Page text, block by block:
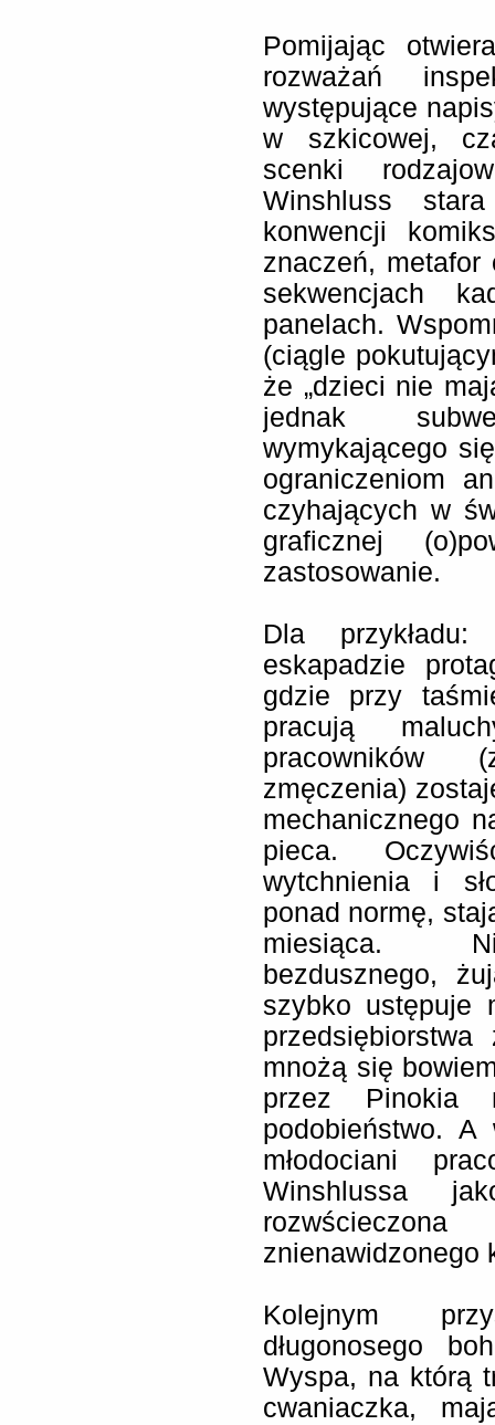
Pomijając
rozważań
występujące
w szkicowej,
scenki
Winshluss
konwencji
znaczeń, metafor
sekwencjach
panelach.
(ciągle
że „dzieci nie
jednak
wymykającego
ograniczeniom
czyhających w
graficznej
zastosowanie.
Dla
eskapadzie
gdzie przy
pracują
pracowników
zmęczenia)
mechanicznego
pieca.
wytchnienia i
ponad normę,
miesiąca.
bezdusznego,
szybko ustępuje
przedsiębiorstwa
mnożą się
przez
podobieństwo.
młodociani
Winshlussa
znienawidzonego
Kolejnym
długonosego
Wyspa, na którą
cwaniaczka,